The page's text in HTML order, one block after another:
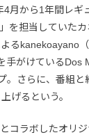
4月から1年間レギ
」を担当していた
よるkanekoayano
手がけているDos
。さらに、番組と
げるという。
コラボしたオリ